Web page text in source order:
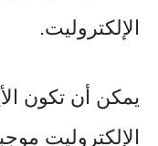
الإلكتروليت.
يمكن أن تكون
الإلكتروليت